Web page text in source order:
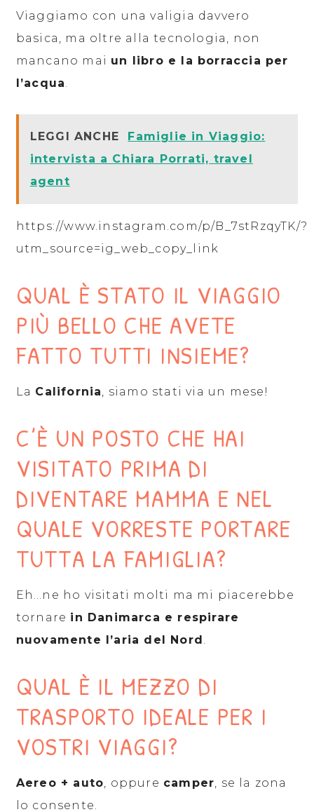
Viaggiamo con una valigia davvero
basica, ma oltre alla tecnologia, non
mancano mai un libro e la borraccia per
l’acqua.
LEGGI ANCHE
Famiglie in Viaggio:
intervista a Chiara Porrati, travel
agent
https://www.instagram.com/p/B_7stRzqyTK/?
utm_source=ig_web_copy_link
QUAL È STATO IL VIAGGIO
PIÙ BELLO CHE AVETE
FATTO TUTTI INSIEME?
La California, siamo stati via un mese!
C’È UN POSTO CHE HAI
VISITATO PRIMA DI
DIVENTARE MAMMA E NEL
QUALE VORRESTE PORTARE
TUTTA LA FAMIGLIA?
Eh…ne ho visitati molti ma mi piacerebbe
tornare in Danimarca e respirare
nuovamente l’aria del Nord .
QUAL È IL MEZZO DI
TRASPORTO IDEALE PER I
VOSTRI VIAGGI?
Aereo + auto, oppure camper, se la zona
lo consente.